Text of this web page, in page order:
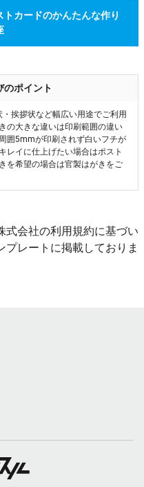
カードのかんたんな作り
のポイント
挨拶状など幅広い用途でご利用
の大きな違いは印刷範囲の違い
囲5mmが印刷されず白いフチが
レイに仕上げたい場合はポスト
を希望の場合は官製はがきをご
式会社の利用規約に基づい
レートに掲載しておりま